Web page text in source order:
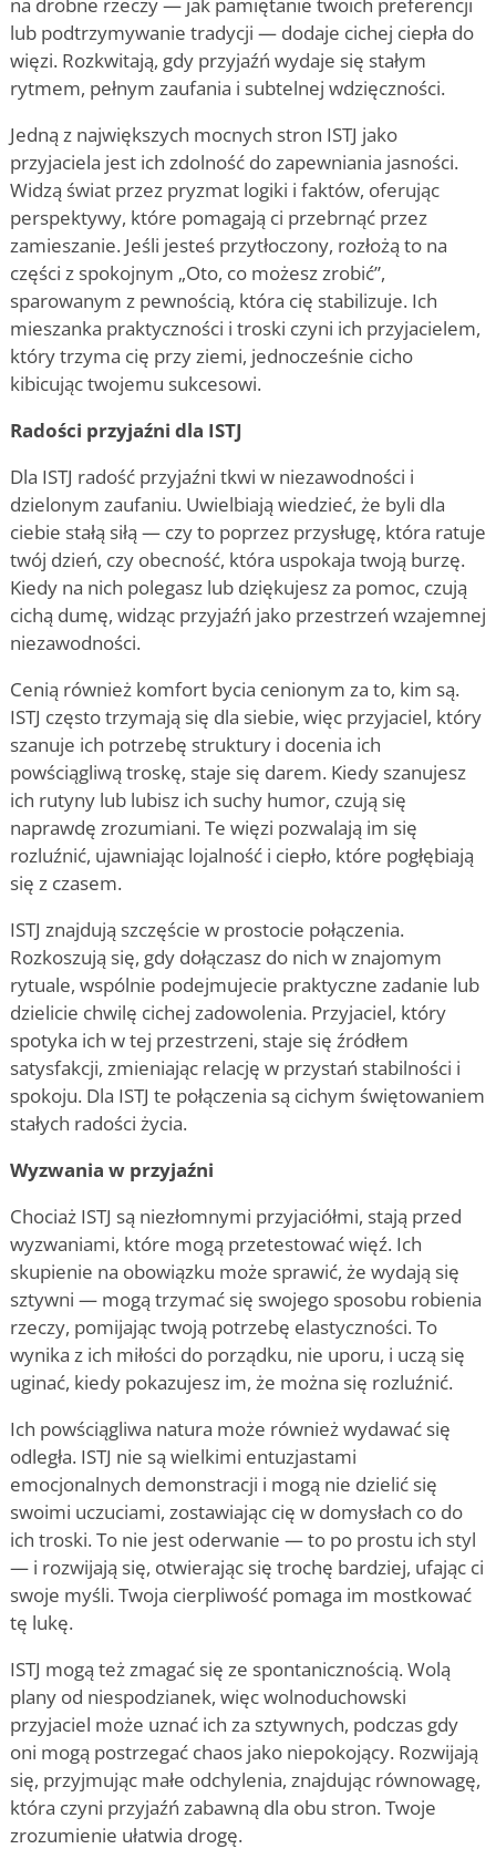
lub podtrzymywanie tradycji — dodaje cichej ciepła do
więzi. Rozkwitają, gdy przyjaźń wydaje się stałym
rytmem, pełnym zaufania i subtelnej wdzięczności.
Jedną z największych mocnych stron ISTJ jako
przyjaciela jest ich zdolność do zapewniania jasności.
Widzą świat przez pryzmat logiki i faktów, oferując
perspektywy, które pomagają ci przebrnąć przez
zamieszanie. Jeśli jesteś przytłoczony, rozłożą to na
części z spokojnym „Oto, co możesz zrobić”,
sparowanym z pewnością, która cię stabilizuje. Ich
mieszanka praktyczności i troski czyni ich przyjacielem,
który trzyma cię przy ziemi, jednocześnie cicho
kibicując twojemu sukcesowi.
Radości przyjaźni dla ISTJ
Dla ISTJ radość przyjaźni tkwi w niezawodności i
dzielonym zaufaniu. Uwielbiają wiedzieć, że byli dla
ciebie stałą siłą — czy to poprzez przysługę, która ratuje
twój dzień, czy obecność, która uspokaja twoją burzę.
Kiedy na nich polegasz lub dziękujesz za pomoc, czują
cichą dumę, widząc przyjaźń jako przestrzeń wzajemnej
niezawodności.
Cenią również komfort bycia cenionym za to, kim są.
ISTJ często trzymają się dla siebie, więc przyjaciel, który
szanuje ich potrzebę struktury i docenia ich
powściągliwą troskę, staje się darem. Kiedy szanujesz
ich rutyny lub lubisz ich suchy humor, czują się
naprawdę zrozumiani. Te więzi pozwalają im się
rozluźnić, ujawniając lojalność i ciepło, które pogłębiają
się z czasem.
ISTJ znajdują szczęście w prostocie połączenia.
Rozkoszują się, gdy dołączasz do nich w znajomym
rytuale, wspólnie podejmujecie praktyczne zadanie lub
dzielicie chwilę cichej zadowolenia. Przyjaciel, który
spotyka ich w tej przestrzeni, staje się źródłem
satysfakcji, zmieniając relację w przystań stabilności i
spokoju. Dla ISTJ te połączenia są cichym świętowaniem
stałych radości życia.
Wyzwania w przyjaźni
Chociaż ISTJ są niezłomnymi przyjaciółmi, stają przed
wyzwaniami, które mogą przetestować więź. Ich
skupienie na obowiązku może sprawić, że wydają się
sztywni — mogą trzymać się swojego sposobu robienia
rzeczy, pomijając twoją potrzebę elastyczności. To
wynika z ich miłości do porządku, nie uporu, i uczą się
uginać, kiedy pokazujesz im, że można się rozluźnić.
Ich powściągliwa natura może również wydawać się
odległa. ISTJ nie są wielkimi entuzjastami
emocjonalnych demonstracji i mogą nie dzielić się
swoimi uczuciami, zostawiając cię w domysłach co do
ich troski. To nie jest oderwanie — to po prostu ich styl
— i rozwijają się, otwierając się trochę bardziej, ufając ci
swoje myśli. Twoja cierpliwość pomaga im mostkować
tę lukę.
ISTJ mogą też zmagać się ze spontanicznością. Wolą
plany od niespodzianek, więc wolnoduchowski
przyjaciel może uznać ich za sztywnych, podczas gdy
oni mogą postrzegać chaos jako niepokojący. Rozwijają
się, przyjmując małe odchylenia, znajdując równowagę,
która czyni przyjaźń zabawną dla obu stron. Twoje
zrozumienie ułatwia drogę.